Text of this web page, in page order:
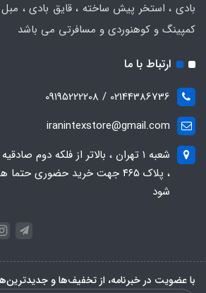
بادی ، استخر پیش ساخته ، قایق بادی ،
کمپینگ و کوهنوردی و مسافرتی می باشد
ارتباط با ما
02144386736 / 09195222208
iranintexstore@gmail.com
شعبه ۱ تهران ، بالاتر از فلکه دوم
، پلاک ۴۶۵ جهت خرید حضوری
شود
با عضویت در خبرنامه، از تخفیف‌ها و